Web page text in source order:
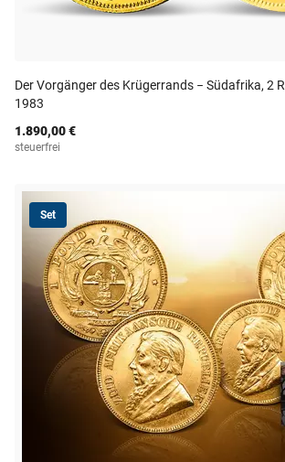
Der Vorgänger des Krügerrands − Südafrika, 2
1983
1.890,00 €
steuerfrei
Set